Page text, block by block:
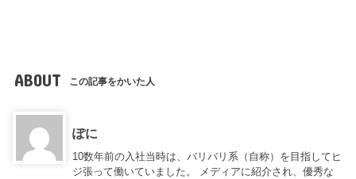
ABOUT この記事をかいた人
ぽに
10数年前の入社当時は、バリバリ系（自称）を目指してヒ
ジ張って働いていました。 メディアに紹介され、優秀な